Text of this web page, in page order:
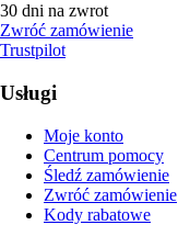
30 dni na zwrot
Zwróć zamówienie
Trustpilot
Usługi
Moje konto
Centrum pomocy
Śledź zamówienie
Zwróć zamówienie
Kody rabatowe